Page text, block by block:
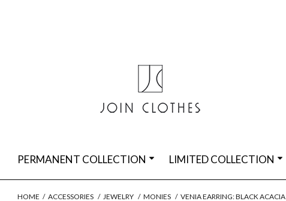
PERMANENT COLLECTION LIMITED COLLECTION
HOME / ACCESSORIES / JEWELRY / MONIES / VENIA EARRING: BLACK ACACIA